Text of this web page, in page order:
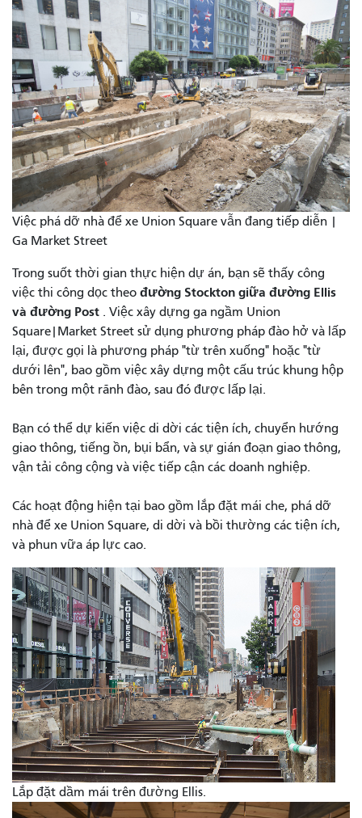
Việc phá dỡ nhà để xe Union Square vẫn đang tiếp diễn |
Ga Market Street
Trong suốt thời gian thực hiện dự án, bạn sẽ thấy công
việc thi công dọc theo đường Stockton giữa đường Ellis
và đường Post . Việc xây dựng ga ngầm Union
Square|Market Street sử dụng phương pháp đào hở và lấp
lại, được gọi là phương pháp "từ trên xuống" hoặc "từ
dưới lên", bao gồm việc xây dựng một cấu trúc khung hộp
bên trong một rãnh đào, sau đó được lấp lại.
Bạn có thể dự kiến ​​việc di dời các tiện ích, chuyển hướng
giao thông, tiếng ồn, bụi bẩn, và sự gián đoạn giao thông,
vận tải công cộng và việc tiếp cận các doanh nghiệp.
Các hoạt động hiện tại bao gồm lắp đặt mái che, phá dỡ
nhà để xe Union Square, di dời và bồi thường các tiện ích,
và phun vữa áp lực cao.
Lắp đặt dầm mái trên đường Ellis.